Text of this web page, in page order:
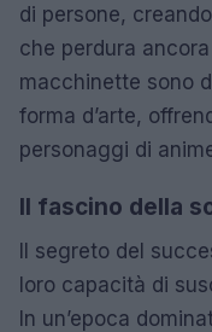
di persone,
che perdura
macchinette sono
forma d’arte,
personaggi di
Il fascino della
Il segreto del
loro capacità di
In un’epoca